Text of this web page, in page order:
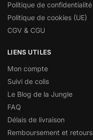
Politique de confidentialité
Politique de cookies (UE)
CGV & CGU
LIENS UTILES
Mon compte
Suivi de colis
Le Blog de la Jungle
FAQ
Délais de livraison
Remboursement et retours